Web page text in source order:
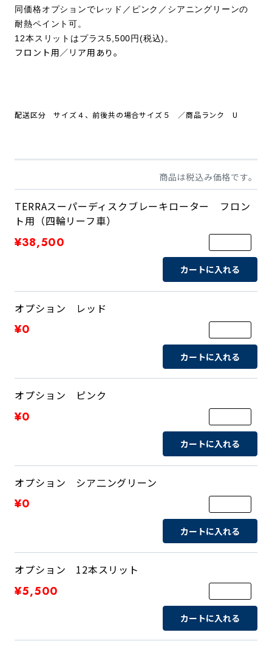
同価格オプションでレッド／ピンク／シアニングリーンの
耐熱ペイント可。
12本スリットはプラス5,500円(税込)。
フロント用／リア用あり。
配送区分 サイズ４、前後共の場合サイズ５ ／商品ランク U
商品は税込み価格です。
TERRAスーパーディスクブレーキローター フロン
ト用（四輪リーフ車）
¥38,500
カートに入れる
オプション レッド
¥0
カートに入れる
オプション ピンク
¥0
カートに入れる
オプション シア二ングリーン
¥0
カートに入れる
オプション 12本スリット
¥5,500
カートに入れる